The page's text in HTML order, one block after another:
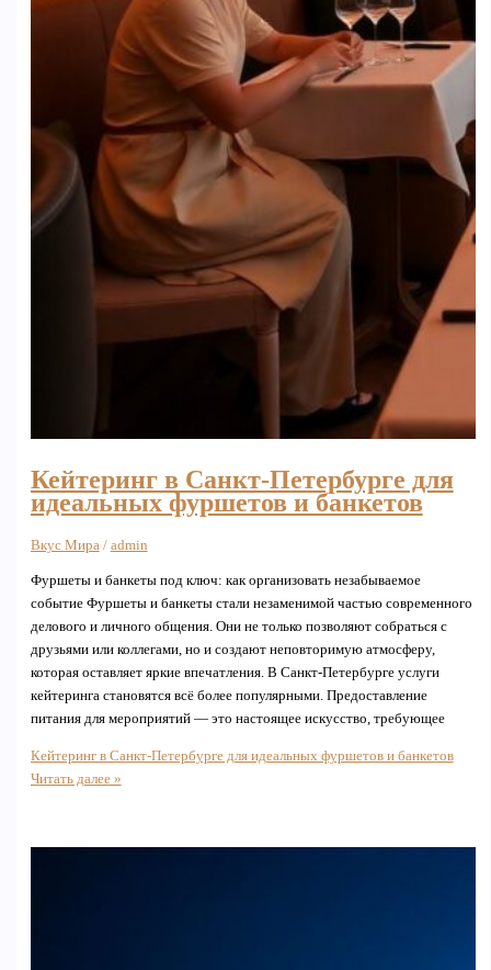
Кейтеринг в Санкт-Петербурге для
идеальных фуршетов и банкетов
Вкус Мира/ admin
Фуршеты и банкеты под ключ: как организовать незабываемое
событие Фуршеты и банкеты стали незаменимой частью современного
делового и личного общения. Они не только позволяют собраться с
друзьями или коллегами, но и создают неповторимую атмосферу,
которая оставляет яркие впечатления. В Санкт-Петербурге услуги
кейтеринга становятся всё более популярными. Предоставление
питания для мероприятий — это настоящее искусство, требующее
Кейтеринг в Санкт-Петербурге для идеальных фуршетов и банкетов
Читать далее »